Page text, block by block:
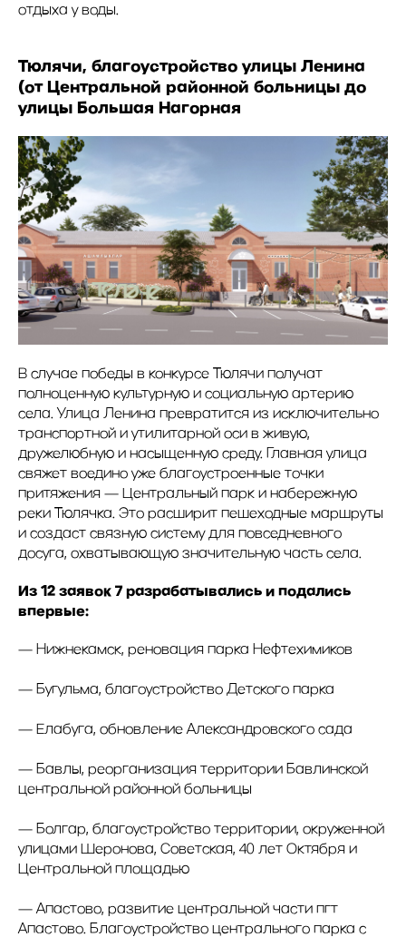
отдыха у воды.
Тюлячи, благоустройство улицы Ленина
(от Центральной районной больницы до
улицы Большая Нагорная
В случае победы в конкурсе Тюлячи получат
полноценную культурную и социальную артерию
села. Улица Ленина превратится из исключительно
транспортной и утилитарной оси в живую,
дружелюбную и насыщенную среду. Главная улица
свяжет воедино уже благоустроенные точки
притяжения — Центральный парк и набережную
реки Тюлячка. Это расширит пешеходные маршруты
и создаст связную систему для повседневного
досуга, охватывающую значительную часть села.
Из 12 заявок 7 разрабатывались и подались
впервые:
— Нижнекамск, реновация парка Нефтехимиков
— Бугульма, благоустройство Детского парка
— Елабуга, обновление Александровского сада
— Бавлы, реорганизация территории Бавлинской
центральной районной больницы
— Болгар, благоустройство территории, окруженной
улицами Шеронова, Советская, 40 лет Октября и
Центральной площадью
— Апастово, развитие центральной части пгт
Апастово. Благоустройство центрального парка с